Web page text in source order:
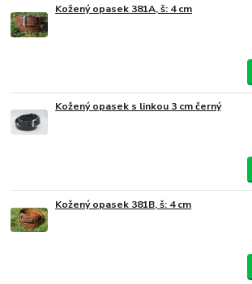
Kožený opasek 381A, š: 4 cm
Kožený opasek s linkou 3 cm černý
Kožený opasek 381B, š: 4 cm